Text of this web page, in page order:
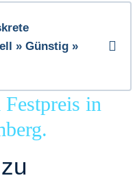
» Günstig »
in